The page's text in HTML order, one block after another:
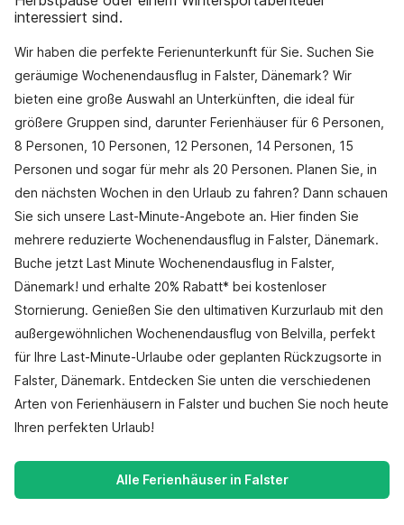
interessiert sind.
Wir haben die perfekte Ferienunterkunft für Sie. Suchen Sie
geräumige Wochenendausflug in Falster, Dänemark? Wir
bieten eine große Auswahl an Unterkünften, die ideal für
größere Gruppen sind, darunter Ferienhäuser für 6 Personen,
8 Personen, 10 Personen, 12 Personen, 14 Personen, 15
Personen und sogar für mehr als 20 Personen. Planen Sie, in
den nächsten Wochen in den Urlaub zu fahren? Dann schauen
Sie sich unsere Last-Minute-Angebote an. Hier finden Sie
mehrere reduzierte Wochenendausflug in Falster, Dänemark.
Buche jetzt Last Minute Wochenendausflug in Falster,
Dänemark! und erhalte 20% Rabatt* bei kostenloser
Stornierung. Genießen Sie den ultimativen Kurzurlaub mit den
außergewöhnlichen Wochenendausflug von Belvilla, perfekt
für Ihre Last-Minute-Urlaube oder geplanten Rückzugsorte in
Falster, Dänemark. Entdecken Sie unten die verschiedenen
Arten von Ferienhäusern in Falster und buchen Sie noch heute
Ihren perfekten Urlaub!
Alle Ferienhäuser in Falster